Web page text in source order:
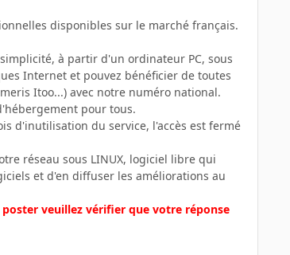
disponibles sur le marché français.
à partir d'un ordinateur PC, sous
Internet et pouvez bénéficier de toutes
Itoo...) avec notre numéro national.
pour tous.
d'inutilisation du service, l'accès est fermé
réseau sous LINUX, logiciel libre qui
et d'en diffuser les améliorations au
veuillez vérifier que votre réponse